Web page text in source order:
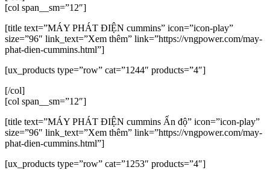
[col span__sm=”12″]
[title text=”MÁY PHÁT ĐIỆN cummins” icon=”icon-play”
size=”96″ link_text=”Xem thêm” link=”https://vngpower.com/may-
phat-dien-cummins.html”]
[ux_products type=”row” cat=”1244″ products=”4″]
[/col]
[col span__sm=”12″]
[title text=”MÁY PHÁT ĐIỆN cummins Ấn độ” icon=”icon-play”
size=”96″ link_text=”Xem thêm” link=”https://vngpower.com/may-
phat-dien-cummins.html”]
[ux_products type=”row” cat=”1253″ products=”4″]